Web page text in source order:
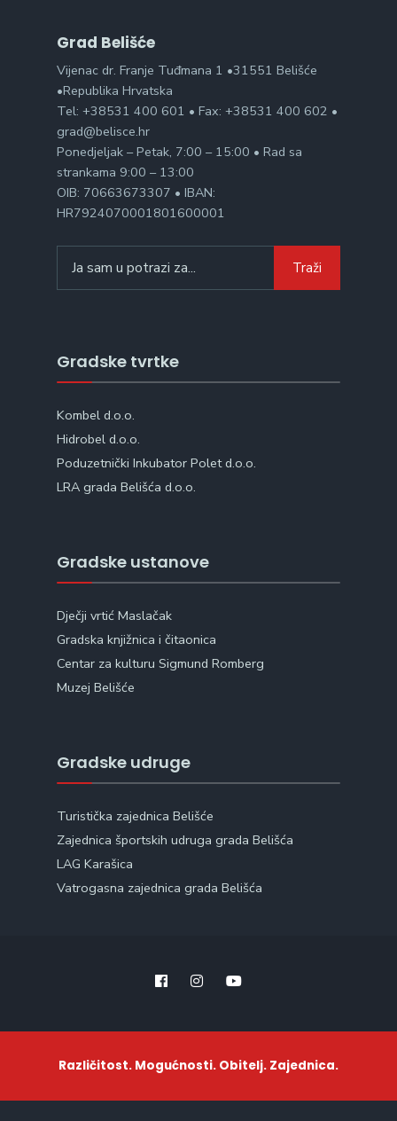
Grad Belišće
Vijenac dr. Franje Tuđmana 1 •31551 Belišće
•Republika Hrvatska
Tel: +38531 400 601 • Fax: +38531 400 602 •
grad@belisce.hr
Ponedjeljak – Petak, 7:00 – 15:00 • Rad sa
strankama 9:00 – 13:00
OIB: 70663673307 • IBAN:
HR7924070001801600001
for:
Traži
Gradske tvrtke
Kombel d.o.o.
Hidrobel d.o.o.
Poduzetnički Inkubator Polet d.o.o.
LRA grada Belišća d.o.o.
Gradske ustanove
Dječji vrtić Maslačak
Gradska knjižnica i čitaonica
Centar za kulturu Sigmund Romberg
Muzej Belišće
Gradske udruge
Turistička zajednica Belišće
Zajednica športskih udruga grada Belišća
LAG Karašica
Vatrogasna zajednica grada Belišća
Različitost. Mogućnosti. Obitelj. Zajednica.